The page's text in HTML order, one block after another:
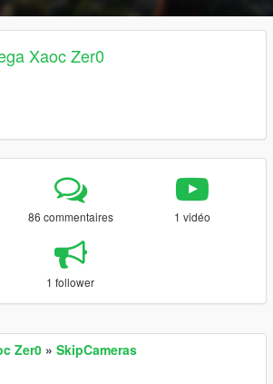
Xaoc Zer0
86 commentaires 1 vidéo
1 follower
Zer0 » SkipCameras